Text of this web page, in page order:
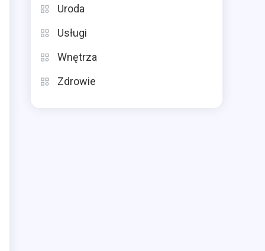
Uroda
Usługi
Wnętrza
Zdrowie